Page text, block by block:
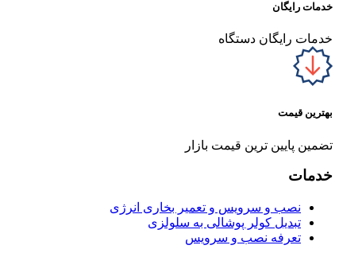
خدمات رایگان
خدمات رایگان دستگاه
بهترین قیمت
تضمین پایین ترین قیمت بازار
خدمات
نصب و سرویس و تعمیر بخاری انرژی
تبدیل کولر پوشالی به سلولزی
تعرفه نصب و سرویس